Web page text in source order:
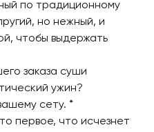
по традиционному
но нежный, и
чтобы выдержать
заказа суши
ужин?
сету. *
первое, что исчезнет